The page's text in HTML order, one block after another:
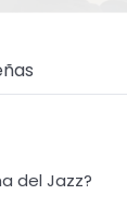
del Jazz?